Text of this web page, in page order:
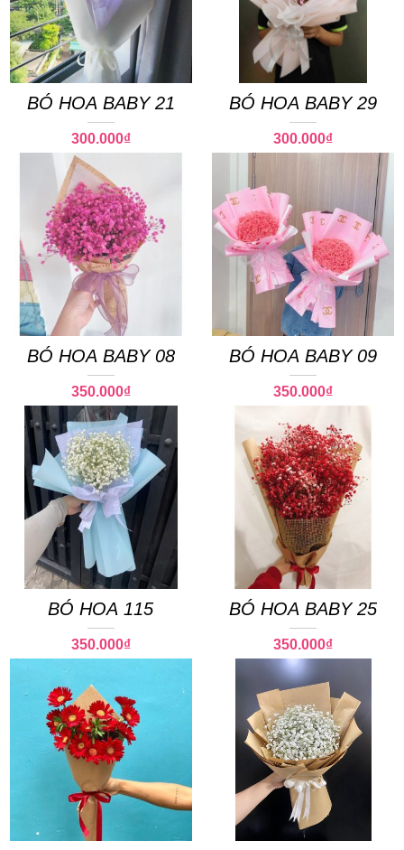
BÓ HOA BABY 21
300.000₫
BÓ HOA BABY 29
300.000₫
BÓ HOA BABY 08
350.000₫
BÓ HOA BABY 09
350.000₫
BÓ HOA 115
350.000₫
BÓ HOA BABY 25
350.000₫